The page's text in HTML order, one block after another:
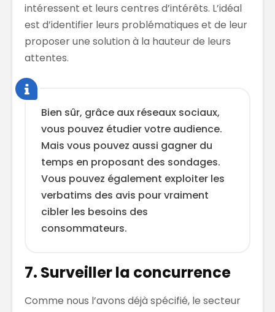
intéressent et leurs centres d’intérêts. L’idéal
est d’identifier leurs problématiques et de leur
proposer une solution à la hauteur de leurs
attentes.
Bien sûr, grâce aux réseaux sociaux,
vous pouvez étudier votre audience.
Mais vous pouvez aussi gagner du
temps en proposant des sondages.
Vous pouvez également exploiter les
verbatims des avis pour vraiment
cibler les besoins des
consommateurs.
7. Surveiller la concurrence
Comme nous l’avons déjà spécifié, le secteur